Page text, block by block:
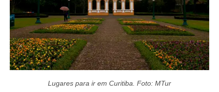
Lugares para ir em Curitiba. Foto: MTur